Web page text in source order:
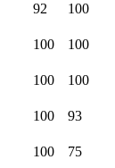
92 100
100 100
100 100
100 93
100 75